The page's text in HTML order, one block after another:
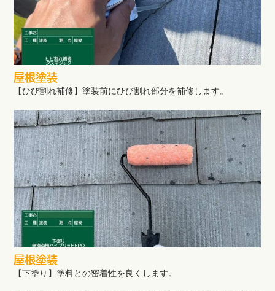
屋根塗装
【ひび割れ補修】塗装前にひび割れ部分を補修します。
屋根塗装
【下塗り】塗料との密着性を良くします。